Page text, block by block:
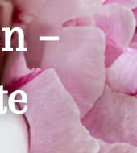
–